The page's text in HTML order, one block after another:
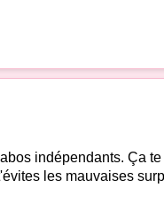
indépendants. Ça
les mauvaises